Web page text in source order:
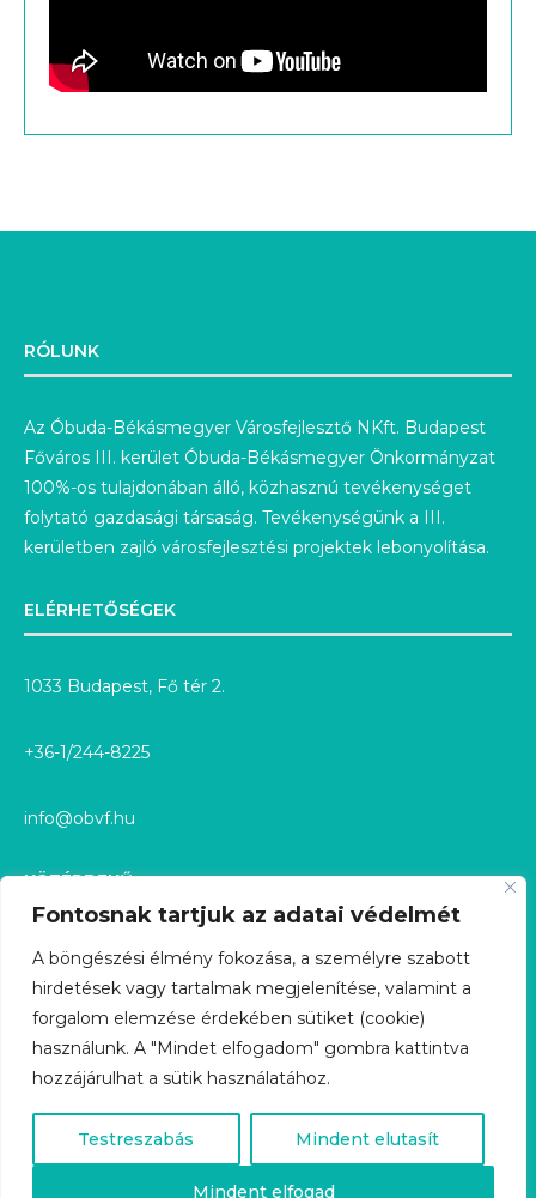
Fontosnak tartjuk az adatai védelmét
A böngészési élmény fokozása, a személyre szabott
hirdetések vagy tartalmak megjelenítése, valamint a
forgalom elemzése érdekében sütiket (cookie)
használunk. A "Mindet elfogadom" gombra kattintva
hozzájárulhat a sütik használatához.
Testreszabás Mindent elutasít
Mindent elfogad
RÓLUNK
Az Óbuda-Békásmegyer Városfejlesztő NKft. Budapest
Főváros III. kerület Óbuda-Békásmegyer Önkormányzat
100%-os tulajdonában álló, közhasznú tevékenységet
folytató gazdasági társaság. Tevékenységünk a III.
kerületben zajló városfejlesztési projektek lebonyolítása.
ELÉRHETŐSÉGEK
1033 Budapest, Fő tér 2.
+36-1/244-8225
info@obvf.hu
KÖZÉRDEKŰ
KÖZÉRDEKŰ ADATOK
KÖZÉRDEKŰ ADATIGÉNYLÉS
GDPR
ÜGYFÉLSZOLGÁLAT
KARRIER